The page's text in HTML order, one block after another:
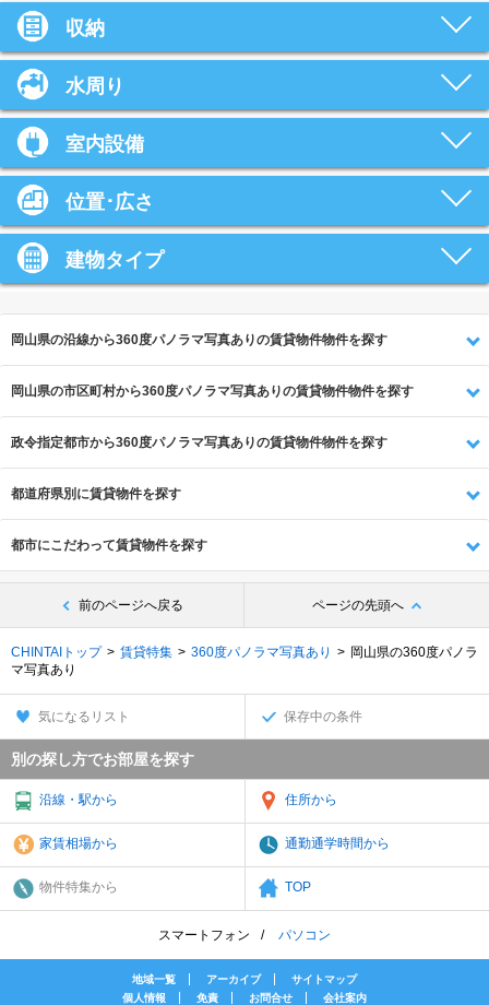
収納
水周り
室内設備
位置･広さ
建物タイプ
岡山県の沿線から360度パノラマ写真ありの賃貸物件物件を探す
岡山県の市区町村から360度パノラマ写真ありの賃貸物件物件を探す
政令指定都市から360度パノラマ写真ありの賃貸物件物件を探す
都道府県別に賃貸物件を探す
都市にこだわって賃貸物件を探す
前のページへ戻る ページの先頭へ
CHINTAIトップ 賃貸特集 360度パノラマ写真あり
岡山県の360度パノラ
マ写真あり
気になるリスト 保存中の条件
別の探し方でお部屋を探す
沿線・駅から 住所から
家賃相場から 通勤通学時間から
物件特集から TOP
スマートフォン パソコン
地域一覧 アーカイブ
サイトマップ
個人情報
免責 お問合せ 会社案内